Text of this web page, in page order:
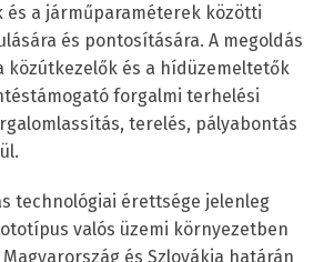
és a járműparaméterek közötti
és pontosítására. A megoldás
közútkezelők és a hídüzemeltetők
forgalmi terhelési
terelés, pályabontás
technológiai érettsége jelenleg
valós üzemi környezetben
és Szlovákia határán